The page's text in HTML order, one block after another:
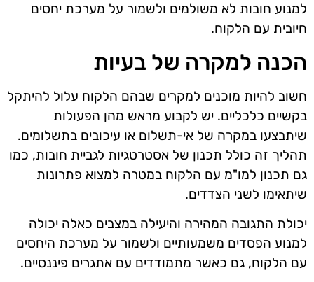
למנוע חובות לא משולמים ולשמור על מערכת יחסים
חיובית עם הלקוח.
הכנה למקרה של בעיות
חשוב להיות מוכנים למקרים שבהם הלקוח עלול להיתקל
בקשיים כלכליים. יש לקבוע מראש מהן הפעולות
שיתבצעו במקרה של אי-תשלום או עיכובים בתשלומים.
תהליך זה כולל תכנון של אסטרטגיות לגביית חובות, כמו
גם תכנון למו"מ עם הלקוח במטרה למצוא פתרונות
שיתאימו לשני הצדדים.
יכולת התגובה המהירה והיעילה במצבים כאלה יכולה
למנוע הפסדים משמעותיים ולשמור על מערכת היחסים
עם הלקוח, גם כאשר מתמודדים עם אתגרים פיננסיים.